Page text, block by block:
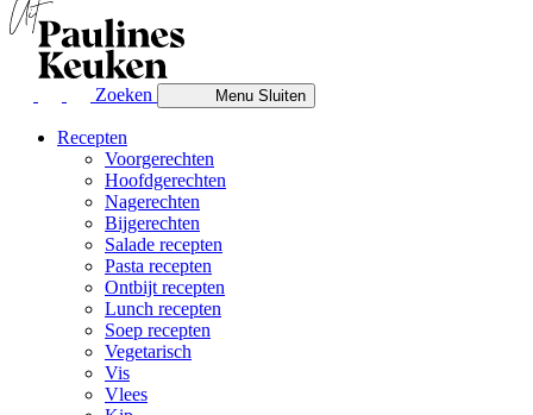
Zoeken MenuSluiten
Recepten
Voorgerechten
Hoofdgerechten
Nagerechten
Bijgerechten
Salade recepten
Pasta recepten
Ontbijt recepten
Lunch recepten
Soep recepten
Vegetarisch
Vis
Vlees